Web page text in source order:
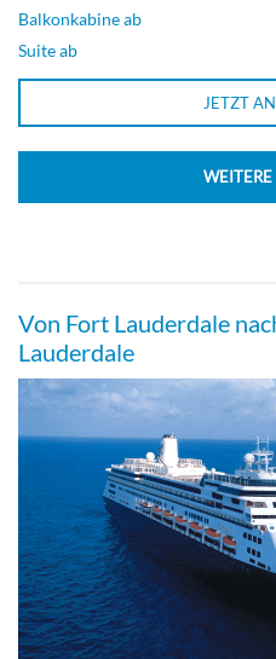
Delphin-Deck
Aussenkabine
Delphin-Deck
Aussenkabine
Große Kabine mit Meerblick
eingeschränkte Sicht)-[H]
Balkonkabine ab
Suite ab
JETZT
Von Fort Lauderdale
Lauderdale